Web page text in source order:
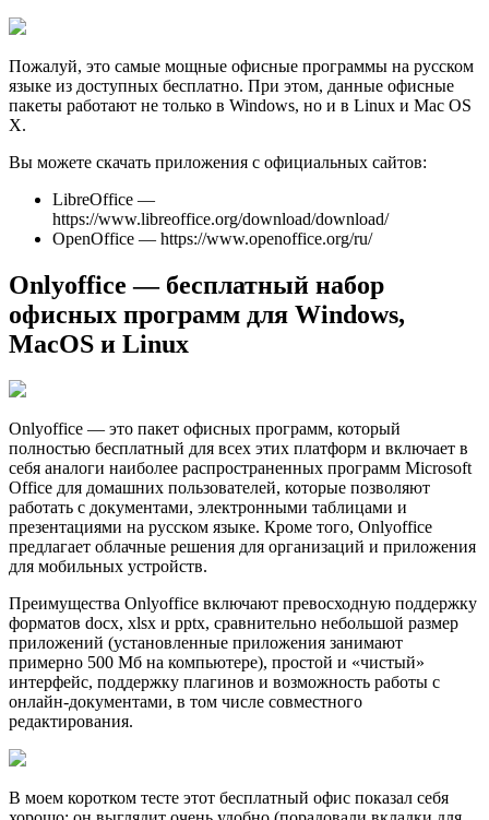
Пожалуй, это самые мощные офисные программы на русском
языке из доступных бесплатно. При этом, данные офисные
пакеты работают не только в Windows, но и в Linux и Mac OS
X.
Вы можете скачать приложения с официальных сайтов:
LibreOffice —
https://www.libreoffice.org/download/download/
OpenOffice — https://www.openoffice.org/ru/
Onlyoffice — бесплатный набор
офисных программ для Windows,
MacOS и Linux
Onlyoffice — это пакет офисных программ, который
полностью бесплатный для всех этих платформ и включает в
себя аналоги наиболее распространенных программ Microsoft
Office для домашних пользователей, которые позволяют
работать с документами, электронными таблицами и
презентациями на русском языке. Кроме того, Onlyoffice
предлагает облачные решения для организаций и приложения
для мобильных устройств.
Преимущества Onlyoffice включают превосходную поддержку
форматов docx, xlsx и pptx, сравнительно небольшой размер
приложений (установленные приложения занимают
примерно 500 Мб на компьютере), простой и «чистый»
интерфейс, поддержку плагинов и возможность работы с
онлайн-документами, в том числе совместного
редактирования.
В моем коротком тесте этот бесплатный офис показал себя